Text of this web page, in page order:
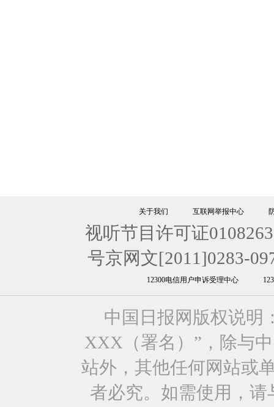
关于我们 互联网举报中心
视听节目许可证0108263
号京网文[2011]0283-
12300电信用户申诉受理中心
中国日报网版权说明
XXX（署名）”，除与
站外，其他任何网站或
者必究。如需使用，请